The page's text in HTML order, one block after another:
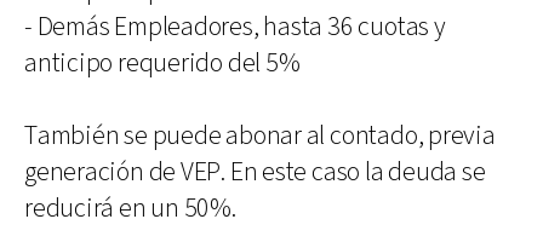
- Demás Empleadores, hasta 36 cuotas y
anticipo requerido del 5%
También se puede abonar al contado, previa
generación de VEP. En este caso la deuda se
reducirá en un 50%.